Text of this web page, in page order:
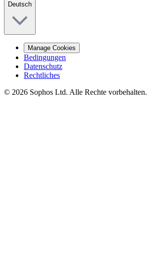
Deutsch
Manage Cookies
Bedingungen
Datenschutz
Rechtliches
© 2026 Sophos Ltd. Alle Rechte vorbehalten.